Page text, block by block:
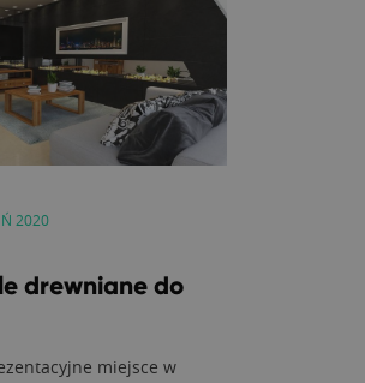
2020
drewniane do
miejsce w